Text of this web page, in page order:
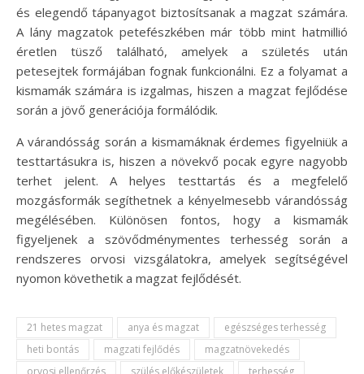
és elegendő tápanyagot biztosítsanak a magzat számára.
A lány magzatok petefészkében már több mint hatmillió
éretlen tüsző található, amelyek a születés után
petesejtek formájában fognak funkcionálni. Ez a folyamat a
kismamák számára is izgalmas, hiszen a magzat fejlődése
során a jövő generációja formálódik.
A várandósság során a kismamáknak érdemes figyelniük a
testtartásukra is, hiszen a növekvő pocak egyre nagyobb
terhet jelent. A helyes testtartás és a megfelelő
mozgásformák segíthetnek a kényelmesebb várandósság
megélésében. Különösen fontos, hogy a kismamák
figyeljenek a szövődménymentes terhesség során a
rendszeres orvosi vizsgálatokra, amelyek segítségével
nyomon követhetik a magzat fejlődését.
21 hetes magzat anya és magzat
egészséges terhesség
heti bontás
magzati fejlődés
magzatnövekedés